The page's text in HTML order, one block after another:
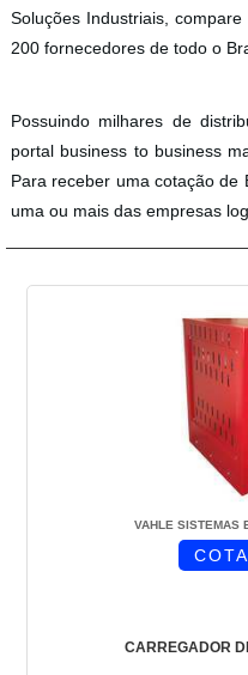
Soluções Industriais,
200 fornecedores de todo o
Possuindo milhares de
portal business to business
Para receber uma cotação de
uma ou mais das empresas
VAHLE SISTEMAS
CARREGADOR